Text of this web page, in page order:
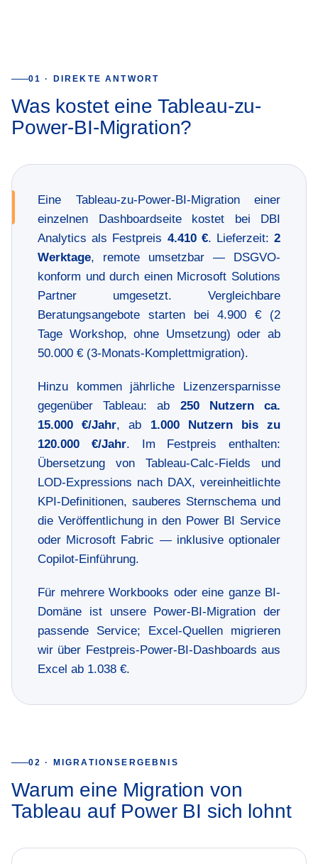
01 · DIREKTE ANTWORT
Was kostet eine Tableau-zu-
Power-BI-Migration?
Eine Tableau-zu-Power-BI-Migration einer
einzelnen Dashboardseite kostet bei DBI
Analytics als Festpreis 4.410 €. Lieferzeit:2
Werktage, remote umsetzbar — DSGVO-
konform und durch einen Microsoft Solutions
Partner umgesetzt. Vergleichbare
Beratungsangebote starten bei 4.900 € (2
Tage Workshop, ohne Umsetzung) oder ab
50.000 € (3-Monats-Komplettmigration).
Hinzu kommen jährliche Lizenzersparnisse
gegenüber Tableau: ab 250 Nutzern ca.
15.000 €/Jahr, ab 1.000 Nutzern bis zu
120.000 €/Jahr. Im Festpreis enthalten:
Übersetzung von Tableau-Calc-Fields und
LOD-Expressions nach DAX, vereinheitlichte
KPI-Definitionen, sauberes Sternschema und
die Veröffentlichung in den Power BI Service
oder Microsoft Fabric — inklusive optionaler
Copilot-Einführung.
Für mehrere Workbooks oder eine ganze BI-
Domäne ist unsere Power-BI-Migration der
passende Service; Excel-Quellen migrieren
wir über Festpreis-Power-BI-Dashboards aus
Excel ab 1.038 €.
02 · MIGRATIONSERGEBNIS
Warum eine Migration von
Tableau auf Power BI sich lohnt